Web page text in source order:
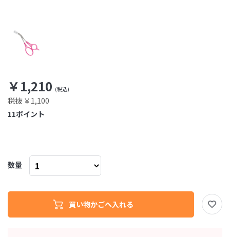
￥1,210
税抜 ￥1,100
ポイント
11
数量